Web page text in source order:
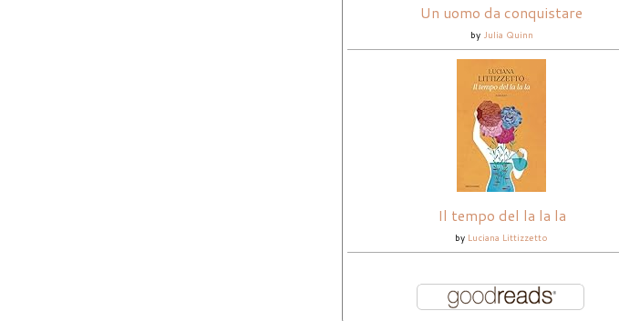
Un uomo da conquistare
by Julia Quinn
Il tempo del la la la
by Luciana Littizzetto